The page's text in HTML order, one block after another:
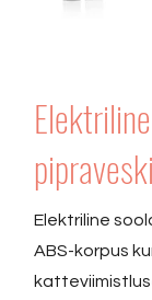
pipraveski
Elektriline
ABS-korpus